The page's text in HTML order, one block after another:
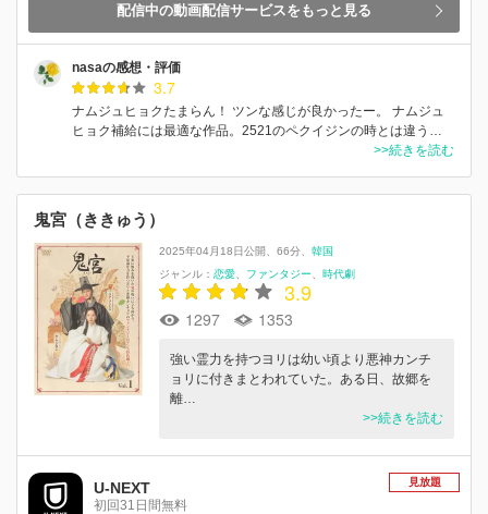
配信中の動画配信サービスをもっと見る
nasaの感想・評価
3.7
ナムジュヒョクたまらん！ ツンな感じが良かったー。 ナムジュ
ヒョク補給には最適な作品。2521のペクイジンの時とは違う…
>>続きを読む
鬼宮（ききゅう）
2025年04月18日公開 66分
韓国
ジャンル： 恋愛 ファンタジー 時代劇
3.9
1297 1353
強い霊力を持つヨリは幼い頃より悪神カンチ
ョリに付きまとわれていた。ある日、故郷を
離…
>>続きを読む
U-NEXT
初回31日間無料
見放題